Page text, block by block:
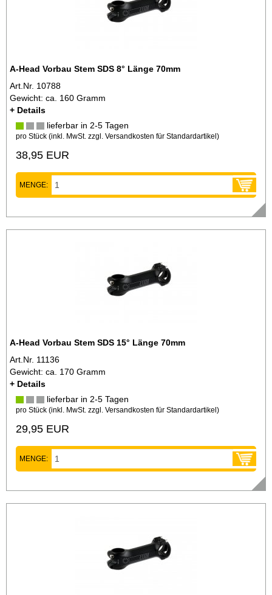
A-Head Vorbau Stem SDS 8° Länge 70mm
Art.Nr. 10788
Gewicht: ca. 160 Gramm
+ Details
lieferbar in 2-5 Tagen
pro Stück (inkl. MwSt. zzgl. Versandkosten für Standardartikel)
38,95 EUR
MENGE:
A-Head Vorbau Stem SDS 15° Länge 70mm
Art.Nr. 11136
Gewicht: ca. 170 Gramm
+ Details
lieferbar in 2-5 Tagen
pro Stück (inkl. MwSt. zzgl. Versandkosten für Standardartikel)
29,95 EUR
MENGE: